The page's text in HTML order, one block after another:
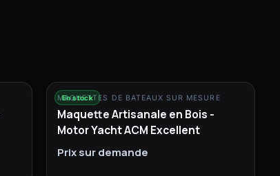
En stock
MAQUETTES DE BATEAUX SUR MESURE
Maquette Artisanale en Bois -
Motor Yacht ACM Excellent
Prix sur demande